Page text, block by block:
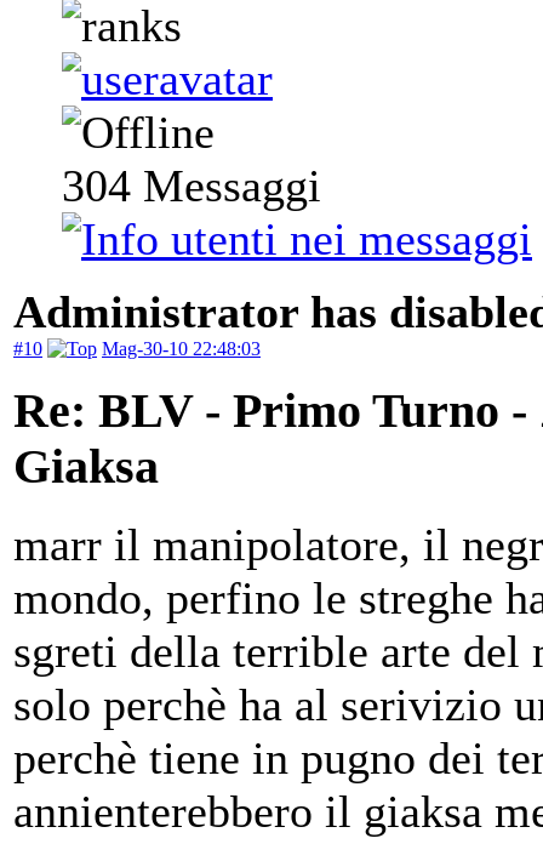
304 Messaggi
Administrator has
#10 Mag-30-10 22:48:03
Re: BLV - Primo Turno
Giaksa
marr il manipolatore, il
mondo, perfino le streghe
sgreti della terrible arte del
solo perchè ha al serivizio
perchè tiene in pugno dei
annienterebbero il giaksa